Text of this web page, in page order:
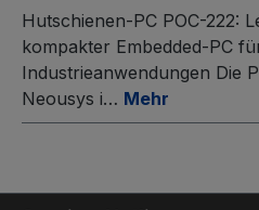
Hutschienen-PC POC-222:
kompakter Embedded-PC
Industrieanwendungen Die
Neousys i… Mehr